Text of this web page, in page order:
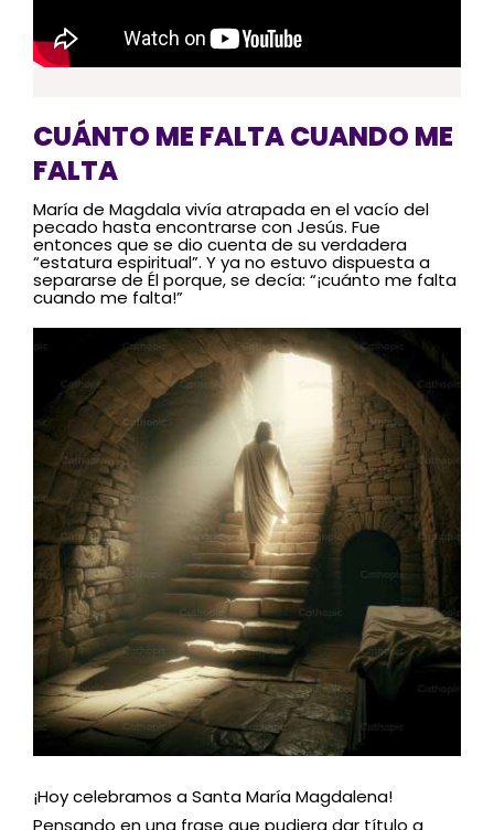
CUÁNTO ME FALTA CUANDO ME
FALTA
María de Magdala vivía atrapada en el vacío del
pecado hasta encontrarse con Jesús. Fue
entonces que se dio cuenta de su verdadera
“estatura espiritual”. Y ya no estuvo dispuesta a
separarse de Él porque, se decía: “¡cuánto me falta
cuando me falta!”
¡Hoy celebramos a Santa María Magdalena!